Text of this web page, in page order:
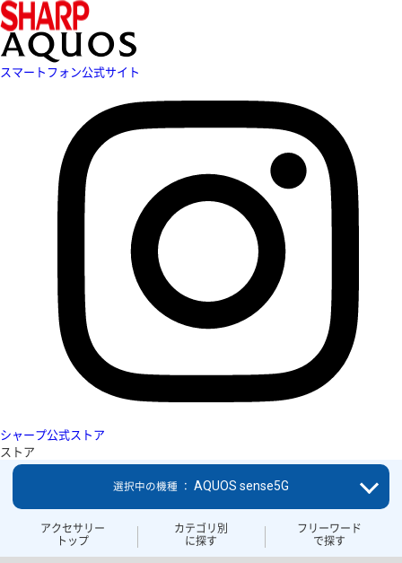
スマートフォン公式サイト
シャープ公式ストア
ストア
アクセサリー
トップ
カテゴリ別
に探す
フリーワード
で探す
選択中の機種 ： AQUOS sense5G